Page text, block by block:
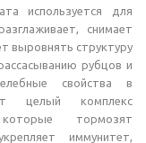
используется для
снимает
выровнять структуру
рубцов и
свойства в
целый комплекс
которые тормозят
иммунитет,